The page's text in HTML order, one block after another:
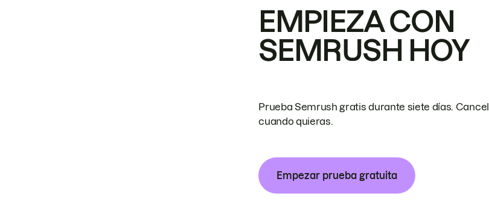
EMPIEZA CON
SEMRUSH HOY
Prueba Semrush gratis durante siete días.
cuando quieras.
Empezar prueba gratuita